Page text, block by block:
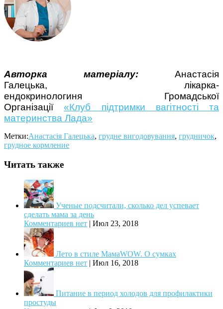
Авторка матеріалу: Анастасія
Галецька, лікарка-
ендокринологиня Громадської
Організації «Клуб підтримки вагітності та
материнства Лада»
Метки:Анастасія Галецька, грудне вигодовування, грудничок,
грудное кормление
Читать также
Ученые подсчитали, сколько дел успевает
сделать мама за день
Комментариев нет | Июл 23, 2018
Лето в стиле МамаWOW. О сумках
Комментариев нет | Июл 16, 2018
Питание в период холодов для профилактики
простуды